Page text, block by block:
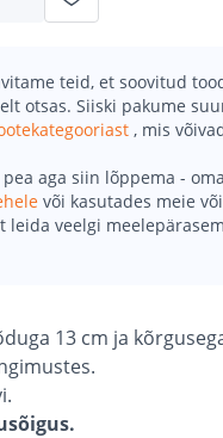
teid, et soovitud
otsas. Siiski pakume
, mis
aga siin lõppema -
või kasutades meie
leida veelgi
13 cm ja